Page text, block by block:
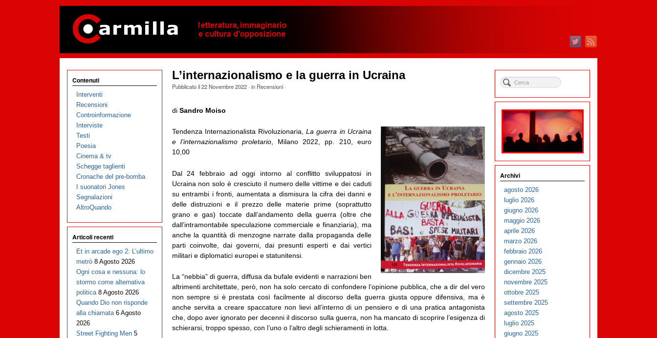
L’internazionalismo e la guerra in Ucraina
Pubblicato il22 Novembre 2022· in Recensioni·
di Sandro Moiso
Tendenza Internazionalista Rivoluzionaria,La guerra in Ucraina
e l’internazionalismo proletario, Milano 2022, pp. 210, euro
10,00
Dal 24 febbraio ad oggi intorno al conflitto sviluppatosi in
Ucraina non solo è cresciuto il numero delle vittime e dei caduti
su entrambi i fronti, aumentata a dismisura la cifra dei danni e
delle distruzioni e il prezzo delle materie prime (soprattutto
grano e gas) toccate dall’andamento della guerra (oltre che
dall’intramontabile speculazione commerciale e finanziaria), ma
anche la quantità di menzogne narrate dalla propaganda delle
parti coinvolte, dai governi, dai presunti esperti e dai vertici
militari e diplomatici europei e statunitensi.
La “nebbia” di guerra, diffusa da bufale evidenti e narrazioni ben
altrimenti architettate, però, non ha solo cercato di confondere l’opinione pubblica, che a dir del vero
non sempre si è prestata così facilmente al discorso della guerra giusta oppure difensiva, ma è
anche servita a creare spaccature non lievi all’interno di un pensiero e di una pratica antagonista
che, dopo aver ignorato per decenni il discorso sulla guerra, non ha mancato di scoprire l’esigenza di
schierarsi, troppo spesso, con l’uno o l’altro degli schieramenti in lotta.
Contenuti
Interventi
Recensioni
Controinformazione
Interviste
Testi
Poesia
Cinema & tv
Schegge taglienti
Cronache del pre-bomba
I suonatori Jones
Segnalazioni
AltroQuando
Articoli recenti
Et in arcade ego 2: L’ultimo
metrò 8 Agosto 2026
Ogni cosa e nessuna: lo
stormo come alternativa
politica 8 Agosto 2026
Quando Dio non risponde
alla chiamata 6 Agosto
2026
Street Fighting Men 5
Archivi
agosto 2026
luglio 2026
giugno 2026
maggio 2026
aprile 2026
marzo 2026
febbraio 2026
gennaio 2026
dicembre 2025
novembre 2025
ottobre 2025
settembre 2025
agosto 2025
luglio 2025
giugno 2025